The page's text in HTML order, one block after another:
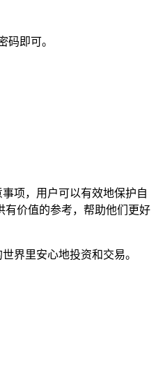
码即可。
项，用户可以有效地保护自
有价值的参考，帮助他们更好
界里安心地投资和交易。